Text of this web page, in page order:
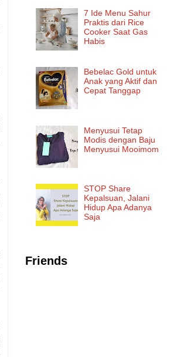
7 Ide Menu Sahur
Praktis dari Rice
Cooker Saat Gas
Habis
Bebelac Gold untuk
Anak yang Aktif dan
Cepat Tanggap
Menyusui Tetap
Modis dengan Baju
Menyusui Mooimom
STOP Share
Kepalsuan, Jalani
Hidup Apa Adanya
Saja
Friends